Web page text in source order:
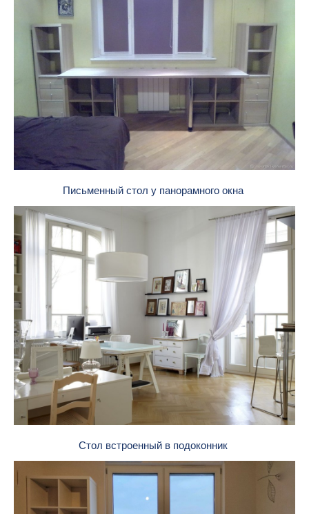
Письменный стол у панорамного окна
Стол встроенный в подоконник